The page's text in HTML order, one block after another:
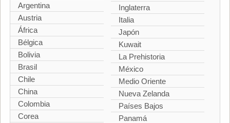
Argentina
Austria
África
Bélgica
Bolivia
Brasil
Chile
China
Colombia
Corea
Inglaterra
Italia
Japón
Kuwait
La Prehistoria
México
Medio Oriente
Nueva Zelanda
Países Bajos
Panamá